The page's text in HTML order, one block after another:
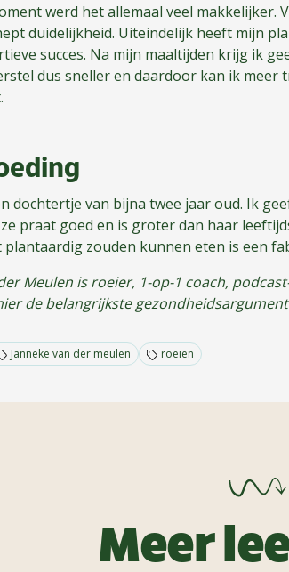
werd het allemaal veel makkelijker.
duidelijkheid. Uiteindelijk heeft mijn
succes. Na mijn maaltijden krijg ik
dus sneller en daardoor kan ik meer
dochtertje van bijna twee jaar oud. Ik
praat goed en is groter dan haar
zouden kunnen eten is een
Meulen is roeier, 1-op-1 coach,
de belangrijkste
Janneke van der meulen roeien
Meer